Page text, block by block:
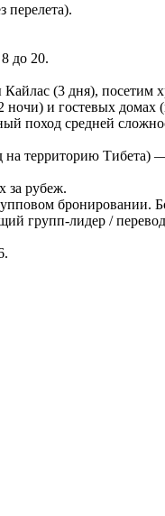
перелета).
до 20.
(3 дня), посетим
и гостевых домах
поход средней
территорию
за рубеж.
бронировании.
групп-лидер /